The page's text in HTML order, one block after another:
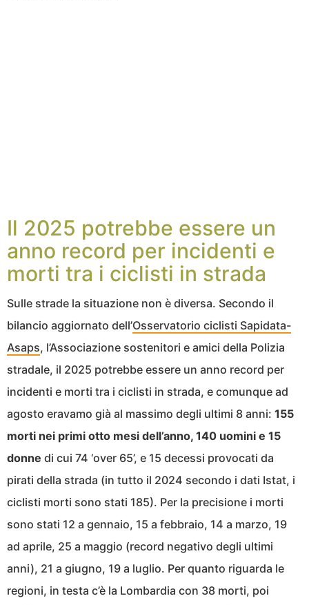
Il 2025 potrebbe essere un
anno record per incidenti e
morti tra i ciclisti in strada
Sulle strade la situazione non è diversa. Secondo il
bilancio aggiornato dell’Osservatorio ciclisti Sapidata-
Asaps, l’Associazione sostenitori e amici della Polizia
stradale, il 2025 potrebbe essere un anno record per
incidenti e morti tra i ciclisti in strada, e comunque ad
agosto eravamo già al massimo degli ultimi 8 anni: 155
morti nei primi otto mesi dell’anno, 140 uomini e 15
donne di cui 74 ‘over 65’, e 15 decessi provocati da
pirati della strada (in tutto il 2024 secondo i dati Istat, i
ciclisti morti sono stati 185). Per la precisione i morti
sono stati 12 a gennaio, 15 a febbraio, 14 a marzo, 19
ad aprile, 25 a maggio (record negativo degli ultimi
anni), 21 a giugno, 19 a luglio. Per quanto riguarda le
regioni, in testa c’è la Lombardia con 38 morti, poi